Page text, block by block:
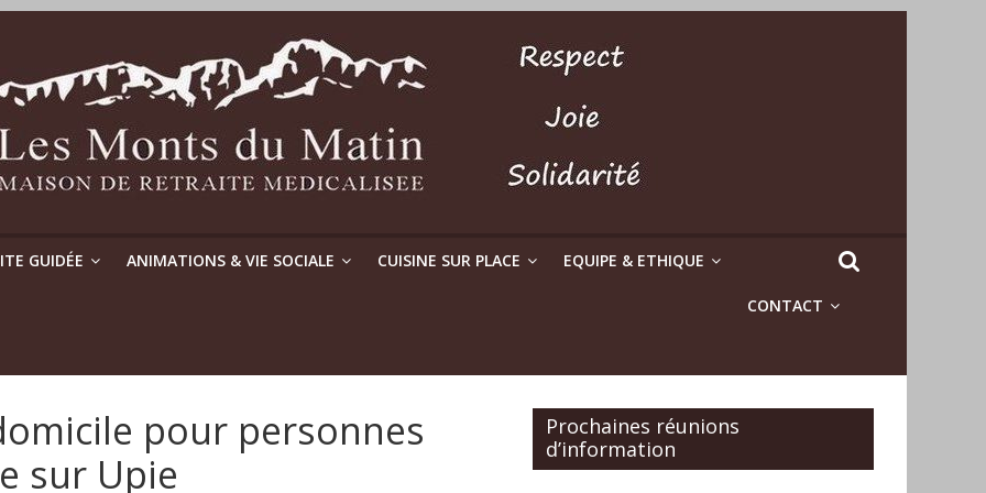
GUIDÉE ANIMATIONS & VIE SOCIALE CUISINE SUR PLACE EQUIPE & ETHIQUE
CONTACT
pour personnes
sur Upie
Prochaines réunions
d’information